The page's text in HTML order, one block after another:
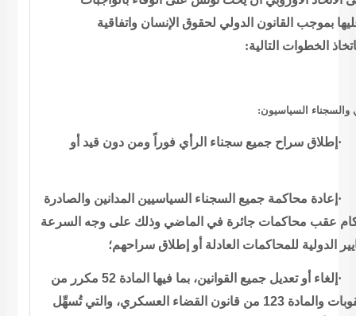
بموجب القانون الدولي لحقوق الإنسان واتفاقية
الخطوات التالية:
والسجناء السياسيون:
إطلاق سراح جميع سجناء الرأي فوراً ومن دون قيد أو
إعادة محاكمة جميع السجناء السياسيين المدانين والصادرة
عقب محاكمات جائرة في الماضي وذلك على وجه السرعة
الدولية للمحاكمات العادلة أو إطلاق سراحهم؛
إلغاء أو تعديل
جميع القوانين، بما فيها المادة 52 مكرر من
123 من قانون
القضاء العسكري، والتي تُسهِّل